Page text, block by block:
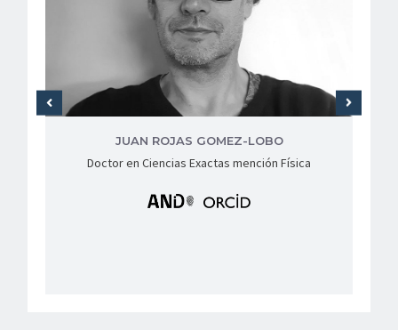
JUAN ROJAS GOMEZ-LOBO
Doctor en Ciencias Exactas mención Física